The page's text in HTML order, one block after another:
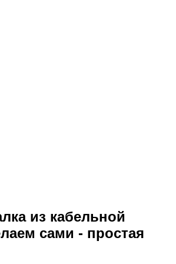
из кабельной
сами - простая